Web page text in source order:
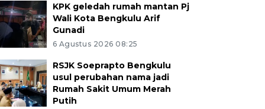
KPK geledah rumah mantan Pj
Wali Kota Bengkulu Arif
Gunadi
6 Agustus 2026 08:25
RSJK Soeprapto Bengkulu
usul perubahan nama jadi
Rumah Sakit Umum Merah
Putih